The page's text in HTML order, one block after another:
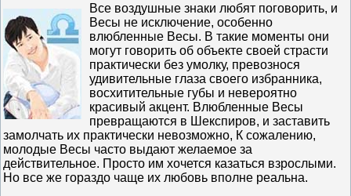
Все воздушные знаки любят поговорить, и
Весы не исключение, особенно
влюбленные Весы. В такие моменты они
могут говорить об объекте своей страсти
практически без умолку, превознося
удивительные глаза своего избранника,
восхитительные губы и невероятно
красивый акцент. Влюбленные Весы
превращаются в Шекспиров, и заставить
замолчать их практически невозможно, К сожалению,
молодые Весы часто выдают желаемое за
действительное. Просто им хочется казаться взрослыми.
Но все же гораздо чаще их любовь вполне реальна.